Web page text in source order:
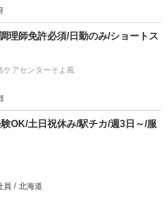
理師免許必須/日勤のみ/ショートス
アセンターそよ風
OK/土日祝休み/駅チカ/週3日～/服
員 / 北海道